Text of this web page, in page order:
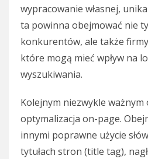
wypracowanie własnej,
ta powinna obejmować nie
konkurentów, ale także
które mogą mieć wpływ na
wyszukiwania.
Kolejnym niezwykle
optymalizacja on-page.
innymi poprawne użycie
tytułach stron (title tag),